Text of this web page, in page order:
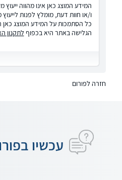
המידע המוצג כאן אינו מהווה
ו/או חוות דעת, מומלץ לפנות
כל הסתמכות על המידע המוצג כאן
הגלישה באתר היא בכפוף לתקנון
חזרה לפורום
עכשיו